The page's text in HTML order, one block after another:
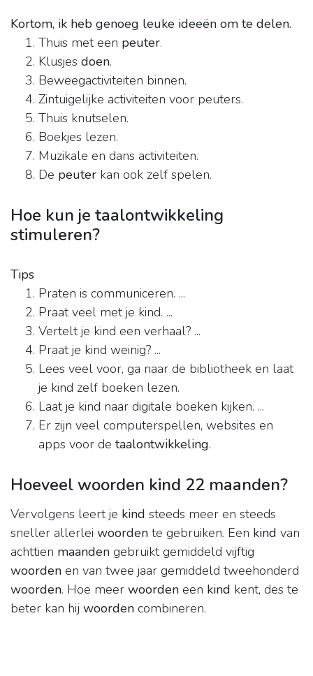
Kortom, ik heb genoeg leuke ideeën om te delen.
Thuis met een peuter.
Klusjes doen.
Beweegactiviteiten binnen.
Zintuigelijke activiteiten voor peuters.
Thuis knutselen.
Boekjes lezen.
Muzikale en dans activiteiten.
De peuter kan ook zelf spelen.
Hoe kun je taalontwikkeling
stimuleren?
Tips
Praten is communiceren. ...
Praat veel met je kind. ...
Vertelt je kind een verhaal? ...
Praat je kind weinig? ...
Lees veel voor, ga naar de bibliotheek en laat
je kind zelf boeken lezen.
Laat je kind naar digitale boeken kijken. ...
Er zijn veel computerspellen, websites en
apps voor de taalontwikkeling.
Hoeveel woorden kind 22 maanden?
Vervolgens leert je kind steeds meer en steeds
sneller allerlei woorden te gebruiken. Een kind van
achttien maanden gebruikt gemiddeld vijftig
woorden en van twee jaar gemiddeld tweehonderd
woorden. Hoe meer woorden een kind kent, des te
beter kan hij woorden combineren.